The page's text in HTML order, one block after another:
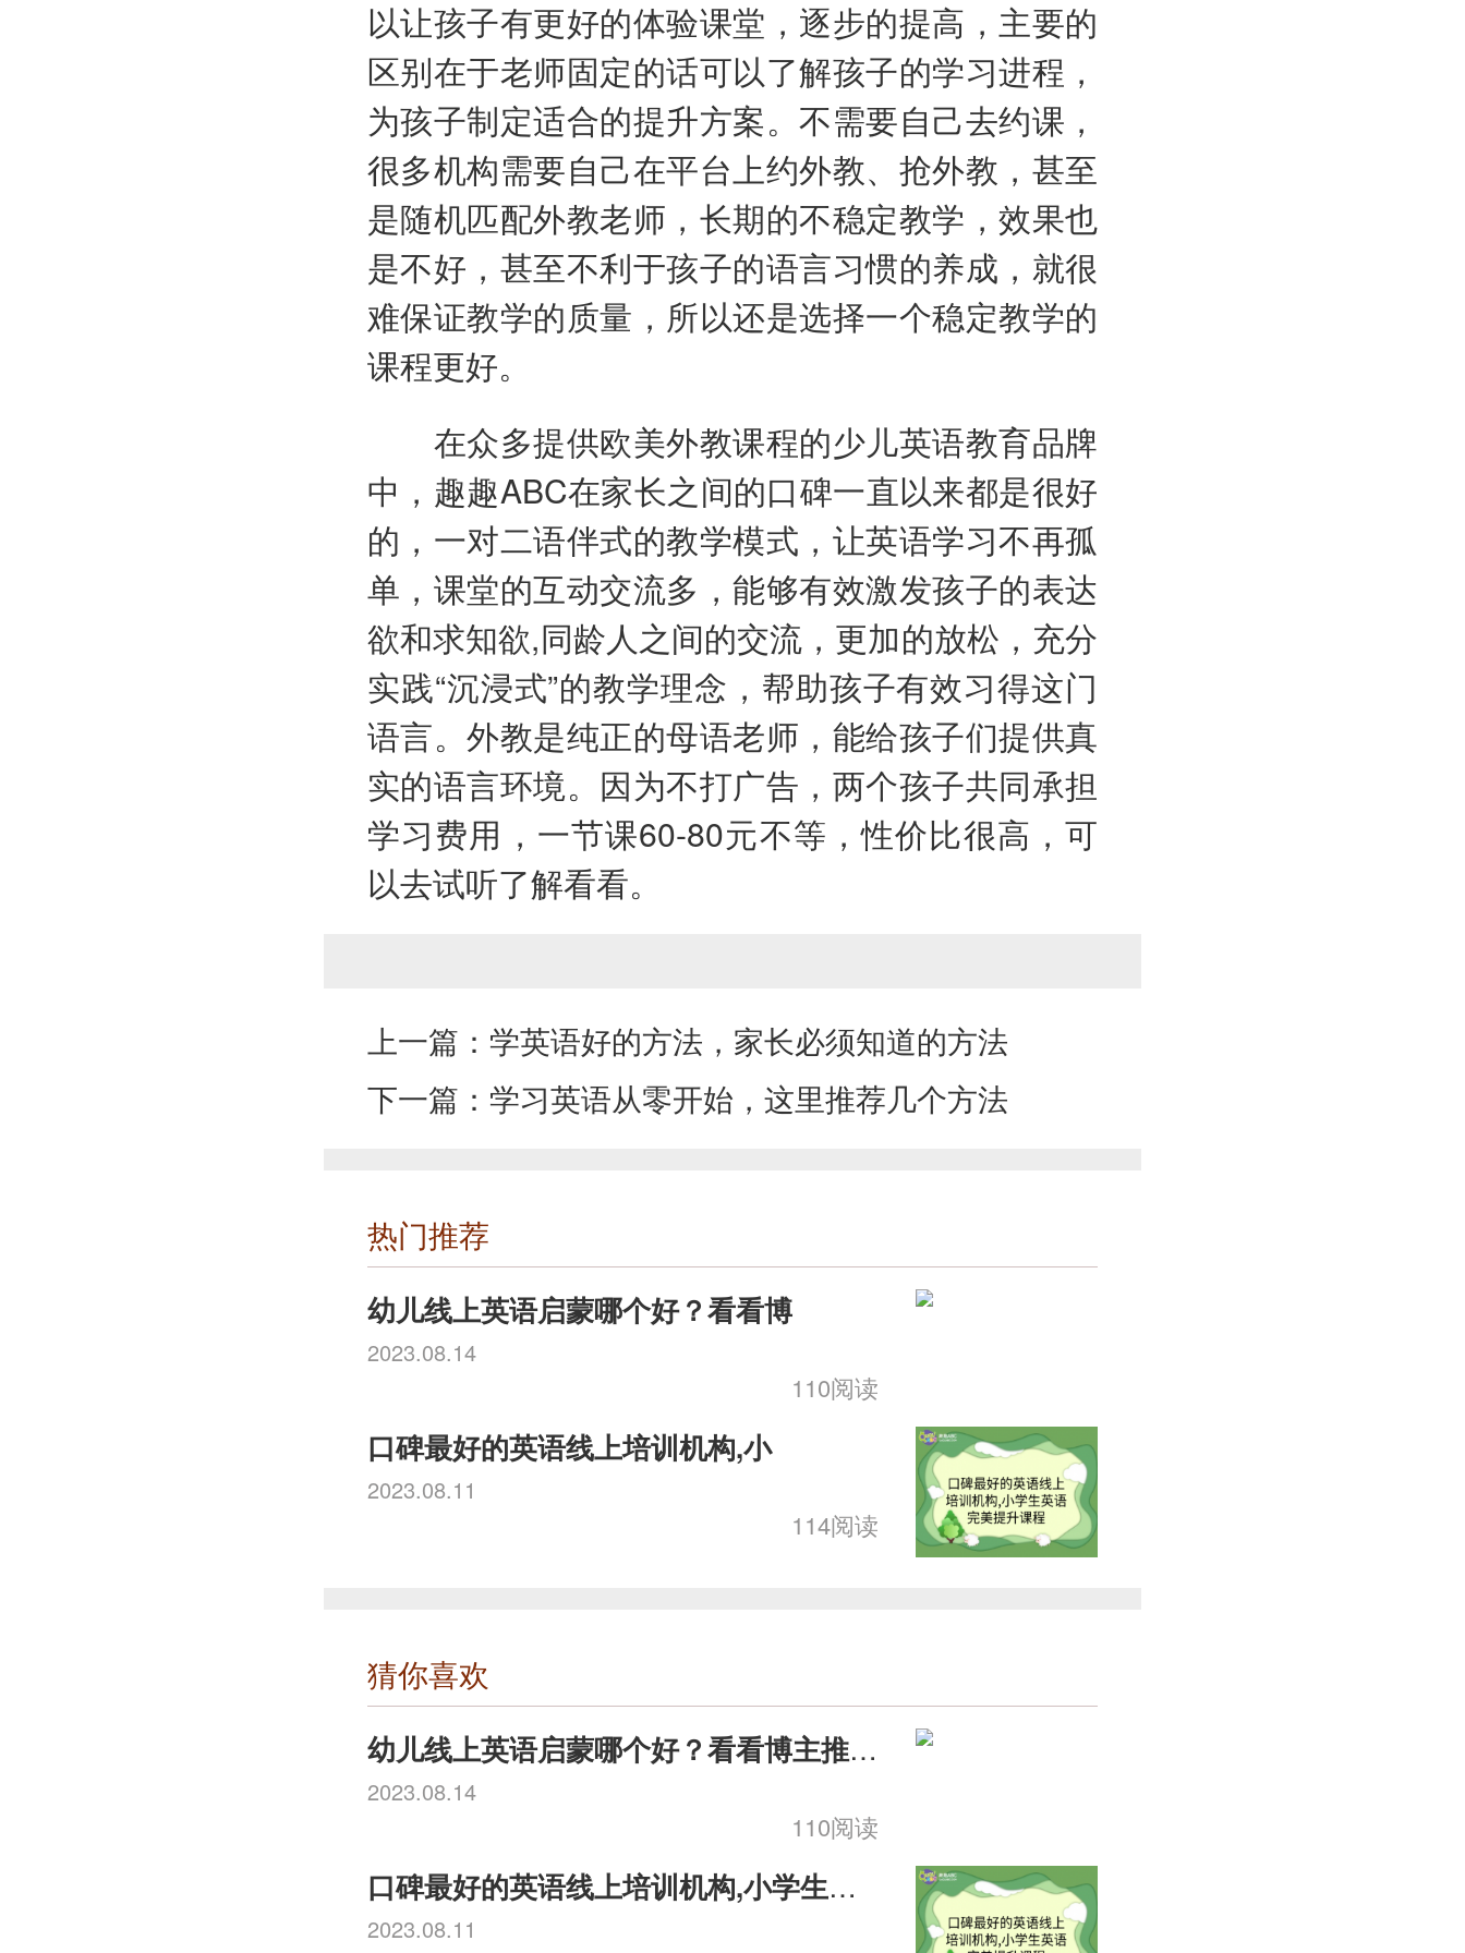
以让孩子有更好的体验课堂，逐步的提高，主要的
区别在于老师固定的话可以了解孩子的学习进程，
为孩子制定适合的提升方案。不需要自己去约课，
很多机构需要自己在平台上约外教、抢外教，甚至
是随机匹配外教老师，长期的不稳定教学，效果也
是不好，甚至不利于孩子的语言习惯的养成，就很
难保证教学的质量，所以还是选择一个稳定教学的
课程更好。
在众多提供欧美外教课程的少儿英语教育品牌
中，趣趣ABC在家长之间的口碑一直以来都是很好
的，一对二语伴式的教学模式，让英语学习不再孤
单，课堂的互动交流多，能够有效激发孩子的表达
欲和求知欲,同龄人之间的交流，更加的放松，充分
实践“沉浸式”的教学理念，帮助孩子有效习得这门
语言。外教是纯正的母语老师，能给孩子们提供真
实的语言环境。因为不打广告，两个孩子共同承担
学习费用，一节课60-80元不等，性价比很高，可
以去试听了解看看。
上一篇： 学英语好的方法，家长必须知道的方法
下一篇： 学习英语从零开始，这里推荐几个方法
热门推荐
幼儿线上英语启蒙哪个好？看看博
2023.08.14
110阅读
口碑最好的英语线上培训机构,小
2023.08.11
114阅读
猜你喜欢
幼儿线上英语启蒙哪个好？看看博主推荐的！
2023.08.14
110阅读
口碑最好的英语线上培训机构,小学生英语完美提升课程
2023.08.11